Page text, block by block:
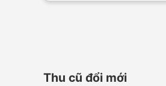
Thu cũ đổi mới